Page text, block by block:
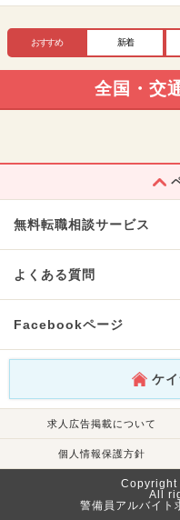
おすすめ 新着
全国・交
無料転職相談サービス
よくある質問
Facebookページ
ケ
求人広告掲載について
個人情報保護方針
All
警備員アルバイト